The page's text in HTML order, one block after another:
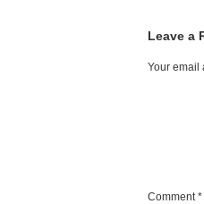
Leave a
Your email
Comment*